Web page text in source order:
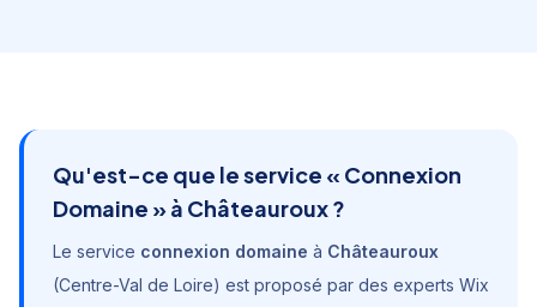
Qu'est-ce que le service « Connexion
Domaine » à Châteauroux?
Le service connexion domaine à Châteauroux
(Centre-Val de Loire) est proposé par des experts Wix